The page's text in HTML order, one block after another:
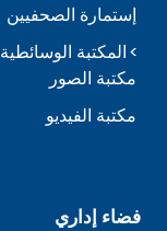
إستمارة الصحفيين
المكتبة الوسائطية
مكتبة الصور
مكتبة الفيديو
فضاء إداري